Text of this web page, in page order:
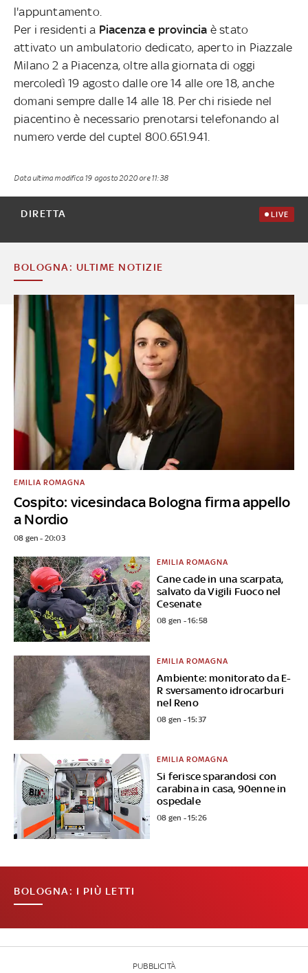
l'appuntamento.
Per i residenti a Piacenza e provincia è stato
attivato un ambulatorio dedicato, aperto in Piazzale
Milano 2 a Piacenza, oltre alla giornata di oggi
mercoledì 19 agosto dalle ore 14 alle ore 18, anche
domani sempre dalle 14 alle 18. Per chi risiede nel
piacentino è necessario prenotarsi telefonando al
numero verde del cuptel 800.651.941.
Data ultima modifica 19 agosto 2020 ore 11:38
DIRETTA LIVE
BOLOGNA: ULTIME NOTIZIE
Cospito: vicesindaca Bologna firma appello
a Nordio
EMILIA ROMAGNA
08 gen - 20:03
Cane cade in una scarpata,
salvato da Vigili Fuoco nel
Cesenate
EMILIA ROMAGNA
08 gen - 16:58
Ambiente: monitorato da E-
R sversamento idrocarburi
nel Reno
EMILIA ROMAGNA
08 gen - 15:37
Si ferisce sparandosi con
carabina in casa, 90enne in
ospedale
EMILIA ROMAGNA
08 gen - 15:26
BOLOGNA: I PIÙ LETTI
PUBBLICITÀ